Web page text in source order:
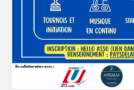
VIDÉOTHÈQUE
année
LOGOTHÈQUE